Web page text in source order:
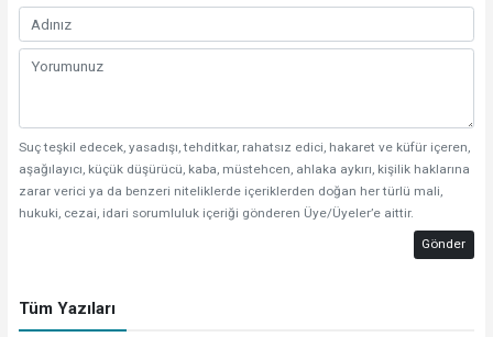
Suç teşkil edecek, yasadışı, tehditkar, rahatsız edici, hakaret ve küfür içeren,
aşağılayıcı, küçük düşürücü, kaba, müstehcen, ahlaka aykırı, kişilik haklarına
zarar verici ya da benzeri niteliklerde içeriklerden doğan her türlü mali,
hukuki, cezai, idari sorumluluk içeriği gönderen Üye/Üyeler’e aittir.
Gönder
Tüm Yazıları